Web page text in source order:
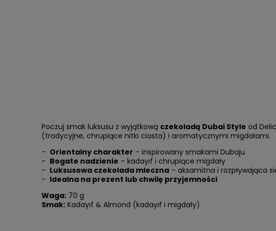
Poczuj smak luksusu z wyjątkową czekoladą Dubai Style od
(tradycyjne, chrupiące nitki ciasta) i aromatycznymi migdałami.
- Orientalny charakter – inspirowany smakami Dubaju
- Bogate nadzienie – kadayıf i chrupiące migdały
- Luksusowa czekolada mleczna – aksamitna i rozpływająca
- Idealna na prezent lub chwilę przyjemności
Waga: 70 g
Smak: Kadayıf & Almond (kadayıf i migdały)